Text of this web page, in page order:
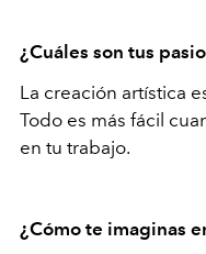
¿Cuáles son tus
La creación artística
Todo es más fácil
en tu trabajo.
¿Cómo te imaginas